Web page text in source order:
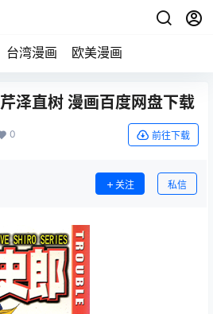
台湾漫画 欧美漫画
泽直树 漫画百度网盘下载
0 前往下载
关注 私信